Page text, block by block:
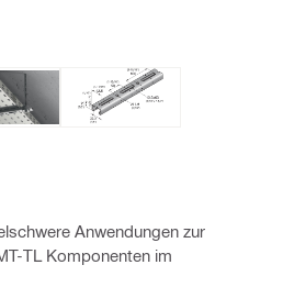
Anwendungen zur
TL Komponenten im